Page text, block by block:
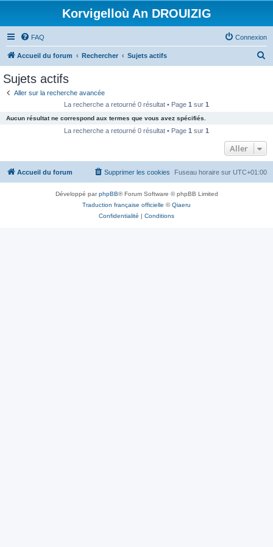
Korvigelloù An DROUIZIG
FAQ Connexion
Accueil du forum Rechercher Sujets actifs
c
e
Sujets actifs
Aller sur la recherche avancée
La recherche a retourné 0 résultat • Page 1 sur 1
Aucun résultat ne correspond aux termes que vous avez spécifiés.
La recherche a retourné 0 résultat • Page 1 sur 1
Aller
Accueil du forum Fuseau horaire sur UTC+01:00
Supprimer les cookies
Développé parphpBB® Forum Software © phpBB Limited
Traduction française officielle ©Qiaeru
Confidentialité | Conditions